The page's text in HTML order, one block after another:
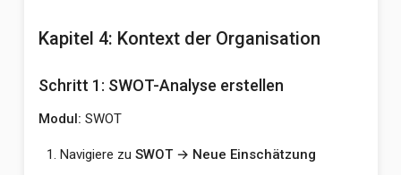
Kapitel 4: Kontext der Organisation
Schritt 1: SWOT-Analyse erstellen
Modul: SWOT
Navigiere zu SWOT → Neue Einschätzung